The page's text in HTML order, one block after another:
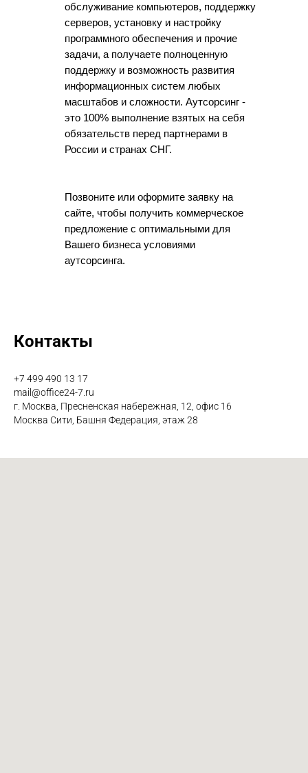
обслуживание компьютеров, поддержку
серверов, установку и настройку
программного обеспечения и прочие
задачи, а получаете полноценную
поддержку и возможность развития
информационных систем любых
масштабов и сложности. Аутсорсинг -
это 100% выполнение взятых на себя
обязательств перед партнерами в
России и странах СНГ.
Позвоните или оформите заявку на
сайте, чтобы получить коммерческое
предложение с оптимальными для
Вашего бизнеса условиями
аутсорсинга.
Контакты
+7 499 490 13 17
mail@office24-7.ru
г. Москва, Пресненская набережная, 12, офис 16
Москва Сити, Башня Федерация, этаж 28